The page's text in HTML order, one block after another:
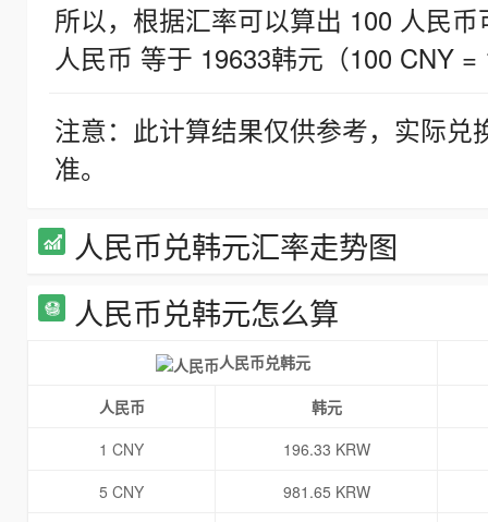
所以，根据汇率可以算出 100 人民
人民币 等于 19633韩元（100 CNY =
注意：此计算结果仅供参考，实际
准。
人民币兑韩元汇率走势图
人民币兑韩元怎么算
人民币兑韩元
人民币
韩元
1 CNY
196.33 KRW
5 CNY
981.65 KRW